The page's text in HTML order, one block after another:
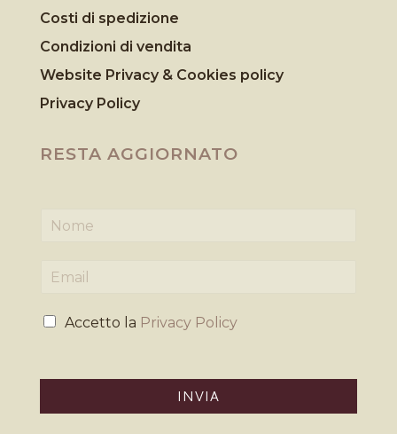
Costi di spedizione
Condizioni di vendita
Website Privacy & Cookies policy
Privacy Policy
RESTA AGGIORNATO
m
iP
Accetto la Privacy Policy
INVIA